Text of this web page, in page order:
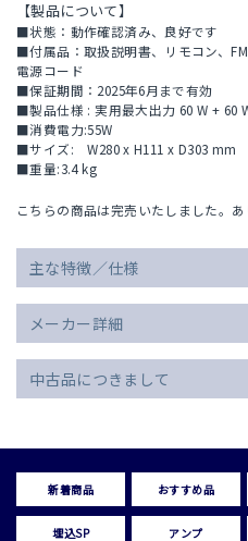
【製品について】
■状態：動作確認済み、良好です
■付属品：取扱説明書、リモコン、FM
電源コード
■保証期間：2025年6月まで有効
■製品仕様 : 実用最大出力 60 W + 60
■消費電力:55W
■サイズ: W280 x H111 x D303 mm
■重量:3.4 kg
こちらの商品は完売いたしました。あ
主な特徴／仕様
メーカー詳細
中古品につきまして
新着商品 おすすめ品
埋込SP アンプ